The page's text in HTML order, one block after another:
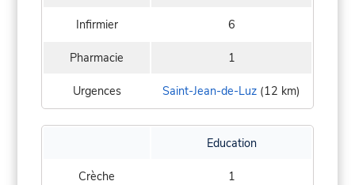
Infirmier 6
Pharmacie 1
Urgences Saint-Jean-de-Luz (12 km)
Education
Crèche 1